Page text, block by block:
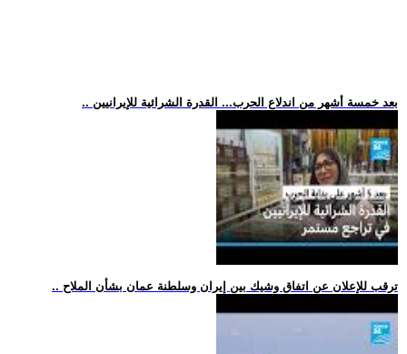
.. بعد خمسة أشهر من اندلاع الحرب... القدرة الشرائية للإيرانيين
.. ترقب للإعلان عن اتفاق وشيك بين إيران وسلطنة عمان بشأن الملاح